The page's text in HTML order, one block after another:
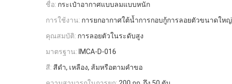
ชื่อ: กระเป๋าอากาศแบบลมแบบหนัก
การใช้งาน: การยกอากาศใต้น้ำการกอบกู้การลอยตัวขนาดใหญ่
คุณสมบัติ: การลอยตัวในระดับสูง
มาตรฐาน: IMCA-D-016
สี: สีดำ, เหลือง, ส้มหรือตามคำขอ